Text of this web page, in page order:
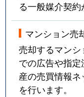
る一般媒介契約
マンション売
売却するマン
での広告や指
産の売買情報
を行います。